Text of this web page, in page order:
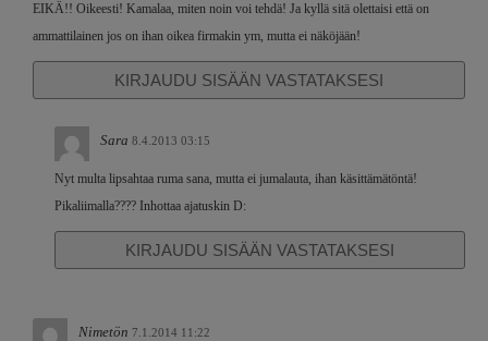
EIKÄ!! Oikeesti! Kamalaa, miten noin voi tehdä! Ja kyllä sitä olettaisi että on
ammattilainen jos on ihan oikea firmakin ym, mutta ei näköjään!
KIRJAUDU SISÄÄN VASTATAKSESI
Sara 8.4.2013 03:15
Nyt multa lipsahtaa ruma sana, mutta ei jumalauta, ihan käsittämätöntä!
Pikaliimalla???? Inhottaa ajatuskin D:
KIRJAUDU SISÄÄN VASTATAKSESI
Nimetön 7.1.2014 11:22